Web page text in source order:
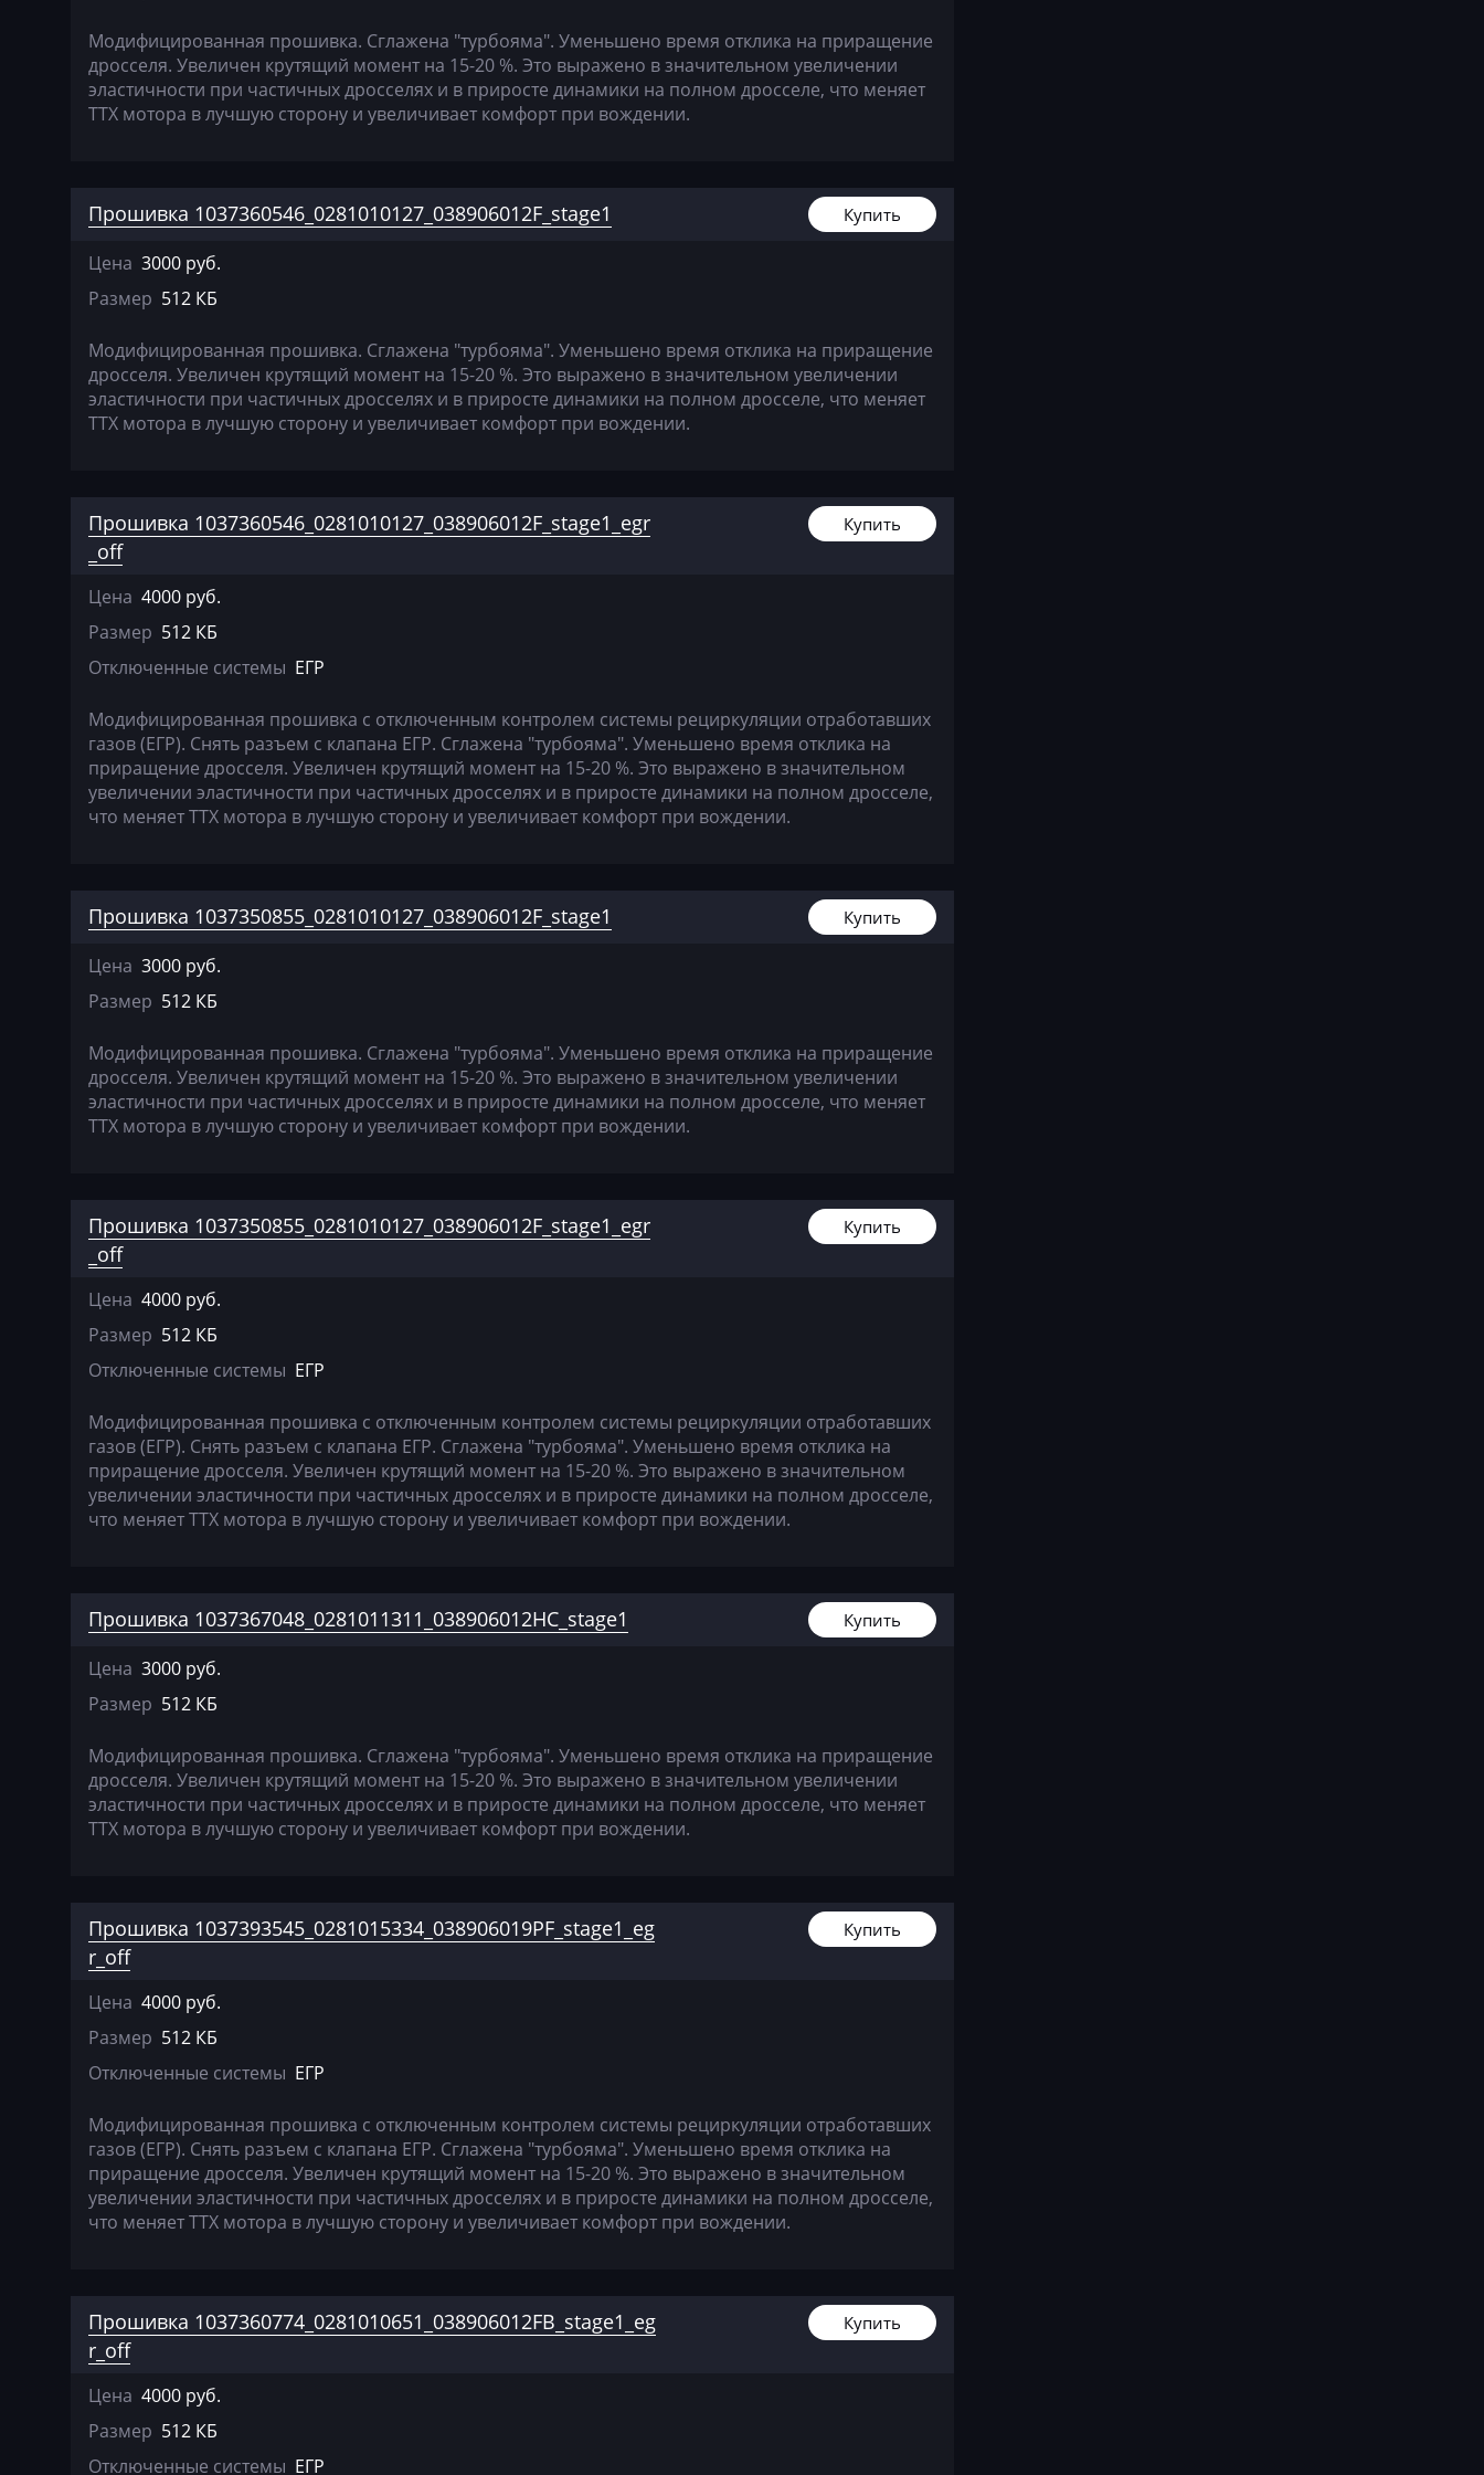
Camc
Case
Challenger
Changan
Chery
Chevrolet
Claas
CMI
Comacchio
Cupra
Daewoo
DAF
Daihatsu
Derways
Dewulf
Dodge
Dongfeng
Dynapac
Eggersmann
Exeed
Extreme moto
Faresin
Farmtrac
Fiat
Ford
Foton
Freightliner
Furukawa
GAC
Genie
Genset
GMC
Great Wall
Grove
Groz
Hafei
Hatz
Hawtai
Hidromek
Siemens PCR2.1
Siemens PPD
Simos 12xx
Simos 3xx
Simos 7xx
Simos 9xx
Модифицированная прошивка. Сглажена "турбояма". Уменьшено время отклика на приращение
дросселя. Увеличен крутящий момент на 15-20 %. Это выражено в значительном увеличении
эластичности при частичных дросселях и в приросте динамики на полном дросселе, что меняет
ТТХ мотора в лучшую сторону и увеличивает комфорт при вождении.
Прошивка 1037360546_0281010127_038906012F_stage1 Купить
Цена 3000 руб.
Размер 512 КБ
Модифицированная прошивка. Сглажена "турбояма". Уменьшено время отклика на приращение
дросселя. Увеличен крутящий момент на 15-20 %. Это выражено в значительном увеличении
эластичности при частичных дросселях и в приросте динамики на полном дросселе, что меняет
ТТХ мотора в лучшую сторону и увеличивает комфорт при вождении.
Прошивка 1037360546_0281010127_038906012F_stage1_egr
_off
Купить
Цена 4000 руб.
Размер 512 КБ
Отключенные системы ЕГР
Модифицированная прошивка c отключенным контролем системы рециркуляции отработавших
газов (ЕГР). Снять разъем с клапана ЕГР. Сглажена "турбояма". Уменьшено время отклика на
приращение дросселя. Увеличен крутящий момент на 15-20 %. Это выражено в значительном
увеличении эластичности при частичных дросселях и в приросте динамики на полном дросселе,
что меняет ТТХ мотора в лучшую сторону и увеличивает комфорт при вождении.
Прошивка 1037350855_0281010127_038906012F_stage1 Купить
Цена 3000 руб.
Размер 512 КБ
Модифицированная прошивка. Сглажена "турбояма". Уменьшено время отклика на приращение
дросселя. Увеличен крутящий момент на 15-20 %. Это выражено в значительном увеличении
эластичности при частичных дросселях и в приросте динамики на полном дросселе, что меняет
ТТХ мотора в лучшую сторону и увеличивает комфорт при вождении.
Прошивка 1037350855_0281010127_038906012F_stage1_egr
_off
Купить
Цена 4000 руб.
Размер 512 КБ
Отключенные системы ЕГР
Модифицированная прошивка c отключенным контролем системы рециркуляции отработавших
газов (ЕГР). Снять разъем с клапана ЕГР. Сглажена "турбояма". Уменьшено время отклика на
приращение дросселя. Увеличен крутящий момент на 15-20 %. Это выражено в значительном
увеличении эластичности при частичных дросселях и в приросте динамики на полном дросселе,
что меняет ТТХ мотора в лучшую сторону и увеличивает комфорт при вождении.
Прошивка 1037367048_0281011311_038906012HC_stage1 Купить
Цена 3000 руб.
Размер 512 КБ
Модифицированная прошивка. Сглажена "турбояма". Уменьшено время отклика на приращение
дросселя. Увеличен крутящий момент на 15-20 %. Это выражено в значительном увеличении
эластичности при частичных дросселях и в приросте динамики на полном дросселе, что меняет
ТТХ мотора в лучшую сторону и увеличивает комфорт при вождении.
Прошивка 1037393545_0281015334_038906019PF_stage1_eg
r_off
Купить
Цена 4000 руб.
Размер 512 КБ
Отключенные системы ЕГР
Модифицированная прошивка c отключенным контролем системы рециркуляции отработавших
газов (ЕГР). Снять разъем с клапана ЕГР. Сглажена "турбояма". Уменьшено время отклика на
приращение дросселя. Увеличен крутящий момент на 15-20 %. Это выражено в значительном
увеличении эластичности при частичных дросселях и в приросте динамики на полном дросселе,
что меняет ТТХ мотора в лучшую сторону и увеличивает комфорт при вождении.
Прошивка 1037360774_0281010651_038906012FB_stage1_eg
r_off
Купить
Цена 4000 руб.
Размер 512 КБ
Отключенные системы ЕГР